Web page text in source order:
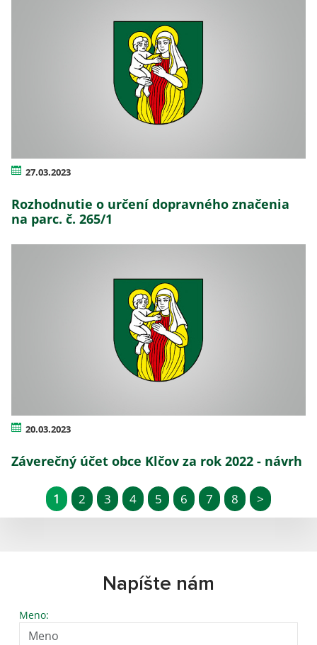
27.03.2023
Rozhodnutie o určení dopravného značenia
na parc. č. 265/1
20.03.2023
Záverečný účet obce Klčov za rok 2022 - návrh
1 2 3 4 5 6 7 8 >
Napíšte nám
Meno: